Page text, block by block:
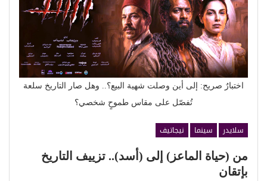
اختبارٌ صريح: إلى أين وصلت شهية البيع؟.. وهل صار التاريخ سلعة
تُفصّل على مقاس طموحٍ شخصي؟
سلايدر سينما
نيجاتيف
من (حياة الماعز) إلى (أسد).. تزييف التاريخ
بإتقان